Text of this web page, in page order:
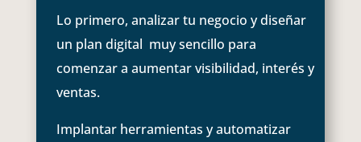
Lo primero, analizar tu negocio y diseñar
un plan digital muy sencillo para
comenzar a aumentar visibilidad, interés y
ventas.
Implantar herramientas y automatizar